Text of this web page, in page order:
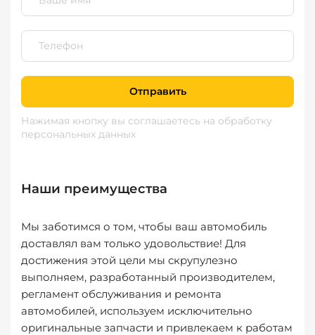
Отправить
Нажимая кнопку вы соглашаетесь на обработку
персональных данных
Наши преимущества
Мы заботимся о том, чтобы ваш автомобиль
доставлял вам только удовольствие! Для
достижения этой цели мы скрупулезно
выполняем, разработанный производителем,
регламент обслуживания и ремонта
автомобилей, используем исключительно
оригинальные запчасти и привлекаем к работам